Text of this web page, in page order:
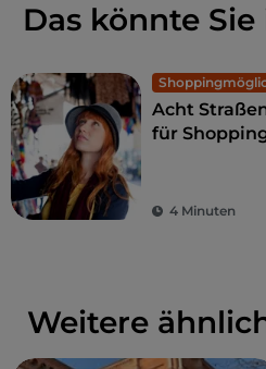
Das könnte
Acht
für
Preisen
4 Minuten
Weitere